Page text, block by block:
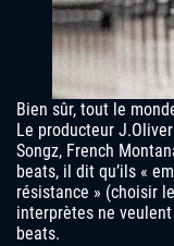
Bien sûr, tout le
Le producteur
Songz, French
beats, il dit qu’ils «
résistance » (choisir
interprètes ne
beats.